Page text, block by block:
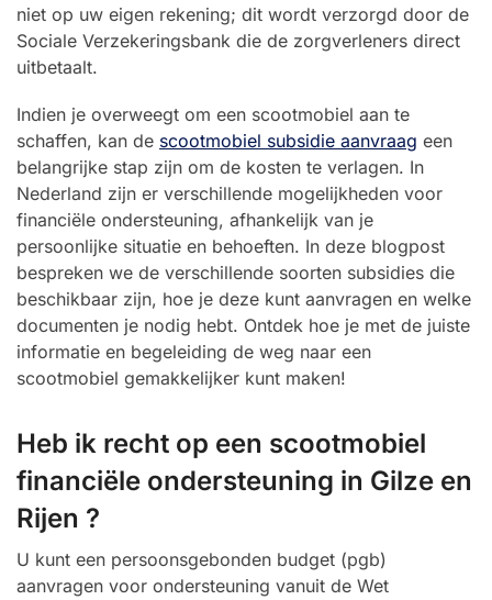
niet op uw eigen rekening; dit wordt verzorgd door de
Sociale Verzekeringsbank die de zorgverleners direct
uitbetaalt.
Indien je overweegt om een scootmobiel aan te
schaffen, kan de scootmobiel subsidie aanvraag een
belangrijke stap zijn om de kosten te verlagen. In
Nederland zijn er verschillende mogelijkheden voor
financiële ondersteuning, afhankelijk van je
persoonlijke situatie en behoeften. In deze blogpost
bespreken we de verschillende soorten subsidies die
beschikbaar zijn, hoe je deze kunt aanvragen en welke
documenten je nodig hebt. Ontdek hoe je met de juiste
informatie en begeleiding de weg naar een
scootmobiel gemakkelijker kunt maken!
Heb ik recht op een scootmobiel
financiële ondersteuning in Gilze en
Rijen ?
U kunt een persoonsgebonden budget (pgb)
aanvragen voor ondersteuning vanuit de Wet